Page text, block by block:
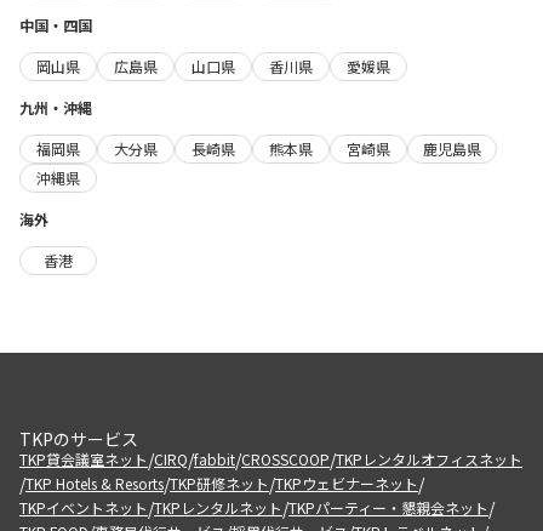
中国・四国
岡山県
広島県 山口県 香川県
愛媛県
九州・沖縄
福岡県
大分県 長崎県 熊本県 宮崎県
鹿児島県
沖縄県
海外
香港
TKPのサービス
TKP貸会議室ネット/CIRQ/fabbit/CROSSCOOP/TKPレンタルオフィスネット
/TKP Hotels & Resorts/TKP研修ネット/TKPウェビナーネット/
TKPイベントネット/TKPレンタルネット/TKPパーティー・懇親会ネット/